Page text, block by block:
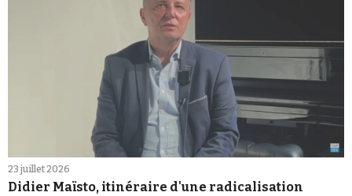
23 juillet 2026
Didier Maïsto, itinéraire d'une radicalisation